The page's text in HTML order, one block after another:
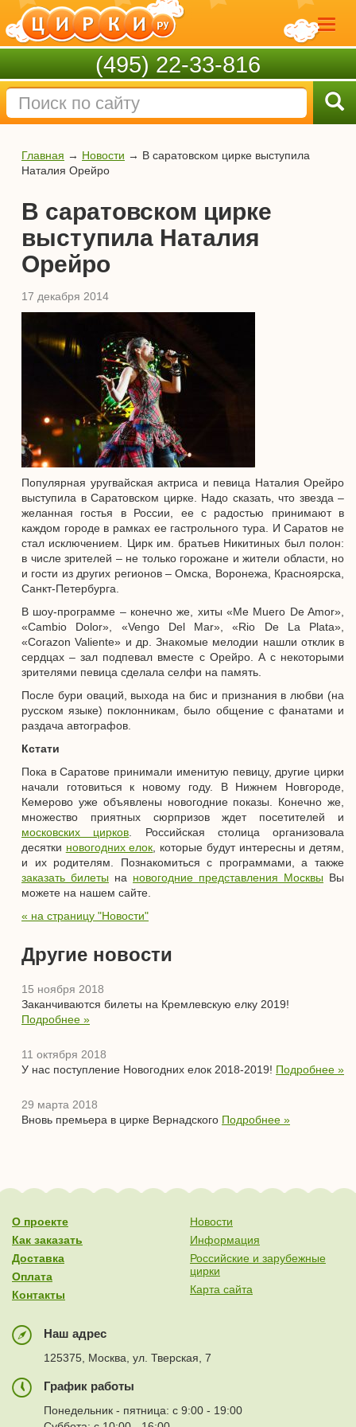
(495) 22-33-816
Главная → Новости → В саратовском цирке выступила
Наталия Орейро
В саратовском цирке
выступила Наталия
Орейро
17 декабря 2014
Популярная уругвайская актриса и певица Наталия Орейро
выступила в Саратовском цирке. Надо сказать, что звезда –
желанная гостья в России, ее с радостью принимают в
каждом городе в рамках ее гастрольного тура. И Саратов не
стал исключением. Цирк им. братьев Никитиных был полон:
в числе зрителей – не только горожане и жители области, но
и гости из других регионов – Омска, Воронежа, Красноярска,
Санкт-Петербурга.
В шоу-программе – конечно же, хиты «Me Muero De Amor»,
«Cambio Dolor», «Vengo Del Mar», «Rio De La Plata»,
«Corazon Valiente» и др. Знакомые мелодии нашли отклик в
сердцах – зал подпевал вместе с Орейро. А с некоторыми
зрителями певица сделала селфи на память.
После бури оваций, выхода на бис и признания в любви (на
русском языке) поклонникам, было общение с фанатами и
раздача автографов.
Кстати
Пока в Саратове принимали именитую певицу, другие цирки
начали готовиться к новому году. В Нижнем Новгороде,
Кемерово уже объявлены новогодние показы. Конечно же,
множество приятных сюрпризов ждет посетителей и
московских цирков . Российская столица организовала
десятки новогодних елок , которые будут интересны и детям,
и их родителям. Познакомиться с программами, а также
заказать билеты на новогодние представления Москвы Вы
можете на нашем сайте.
« на страницу "Новости"
Другие новости
15 ноября 2018
Заканчиваются билеты на Кремлевскую елку 2019!
Подробнее »
11 октября 2018
У нас поступление Новогодних елок 2018-2019! Подробнее »
29 марта 2018
Вновь премьера в цирке Вернадского Подробнее »
О проекте
Как заказать
Доставка
Оплата
Контакты
Новости
Информация
Российские и зарубежные
цирки
Карта сайта
Наш адрес
125375, Москва, ул. Тверская, 7
График работы
Понедельник - пятница: с 9:00 - 19:00